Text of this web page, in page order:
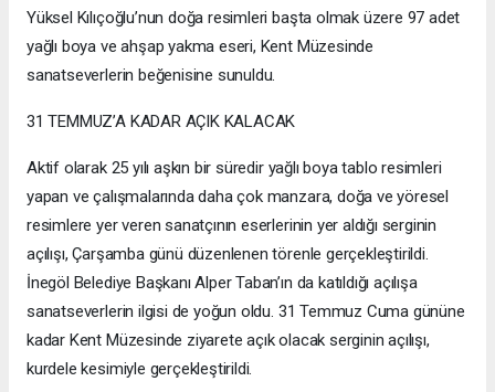
Yüksel Kılıçoğlu’nun doğa resimleri başta olmak üzere 97 adet
yağlı boya ve ahşap yakma eseri, Kent Müzesinde
sanatseverlerin beğenisine sunuldu.
31 TEMMUZ’A KADAR AÇIK KALACAK
Aktif olarak 25 yılı aşkın bir süredir yağlı boya tablo resimleri
yapan ve çalışmalarında daha çok manzara, doğa ve yöresel
resimlere yer veren sanatçının eserlerinin yer aldığı serginin
açılışı, Çarşamba günü düzenlenen törenle gerçekleştirildi.
İnegöl Belediye Başkanı Alper Taban’ın da katıldığı açılışa
sanatseverlerin ilgisi de yoğun oldu. 31 Temmuz Cuma gününe
kadar Kent Müzesinde ziyarete açık olacak serginin açılışı,
kurdele kesimiyle gerçekleştirildi.